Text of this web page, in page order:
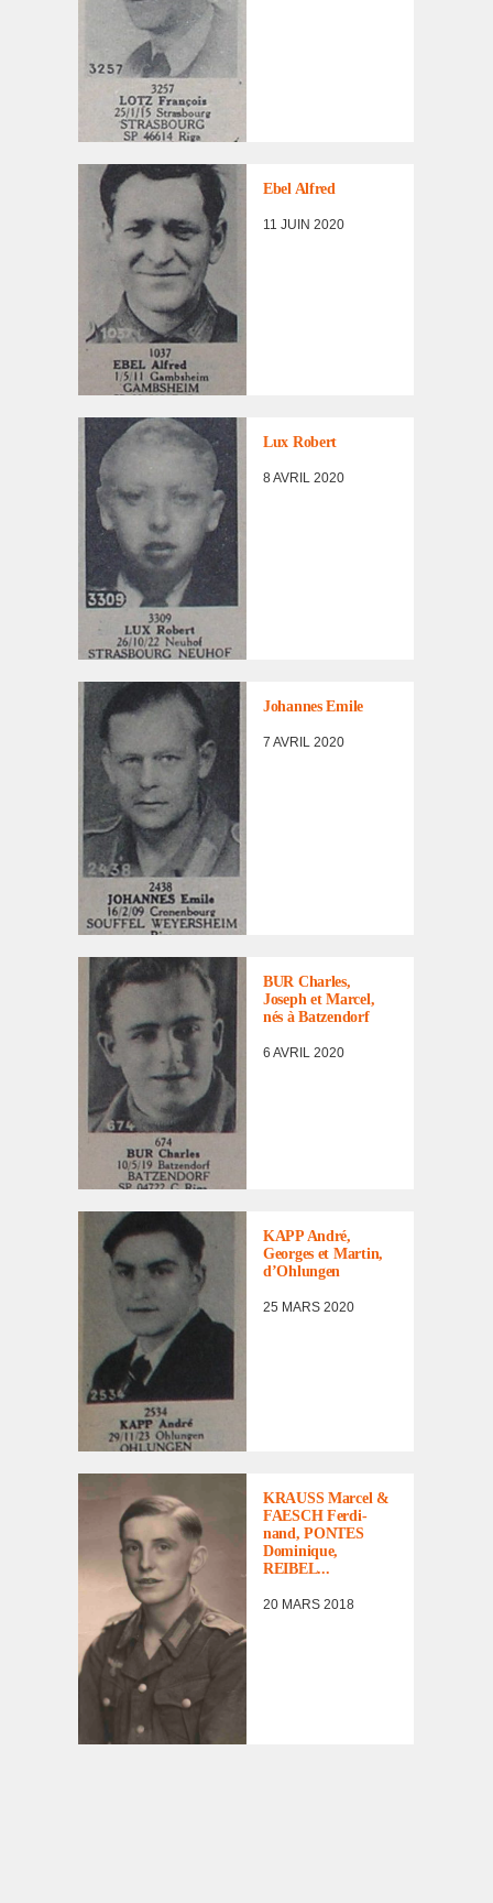
LISTE DES NON
RENTRÉS ,
PORTRAITS
D'INCORPORÉS
FORCE/DÉPORTÉS
MILITAIRES
Ebel Alfred
11 JUIN 2020
LISTE DES NON
RENTRÉS ,
PORTRAITS
D'INCORPORÉS
FORCE/DÉPORTÉS
MILITAIRES
Lux Robert
8 AVRIL 2020
LISTE DES NON
RENTRÉS ,
PORTRAITS
D'INCORPORÉS
FORCE/DÉPORTÉS
MILITAIRES
Johannes Emile
7 AVRIL 2020
LISTE DES NON
RENTRÉS ,
PORTRAITS
D'INCORPORÉS
FORCE/DÉPORTÉS
MILITAIRES
BUR Charles,
Joseph et Marcel,
nés à Batzen­dorf
6 AVRIL 2020
LISTE DES NON
RENTRÉS ,
PORTRAITS
D'INCORPORÉS
FORCE/DÉPORTÉS
MILITAIRES
KAPP André,
Georges et Martin,
d’Oh­lun­gen
25 MARS 2020
AVIS DE
RECHERCHE ,
LISTE DES AVIS
DE
RECHERCHE
KRAUSS Marcel &
FAESCH Ferdi­
nand, PONTES
Domi­nique,
REIBEL...
20 MARS 2018